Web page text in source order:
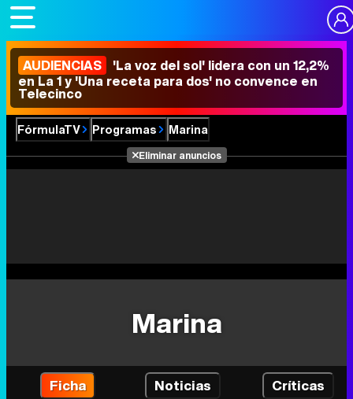
AUDIENCIAS 'La voz del sol' lidera con un 12,2%
en La 1 y 'Una receta para dos' no convence en
Telecinco
FórmulaTV Programas Marina
Eliminar anuncios
Marina
Ficha Noticias
Críticas